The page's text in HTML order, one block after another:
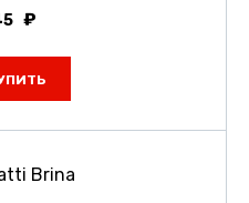
Brina